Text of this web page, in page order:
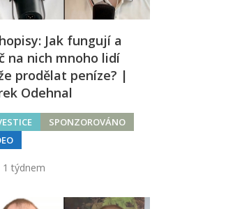
Jak fungují a
na nich mnoho lidí
prodělat peníze? |
Odehnal
SPONZOROVÁNO
1 týdnem